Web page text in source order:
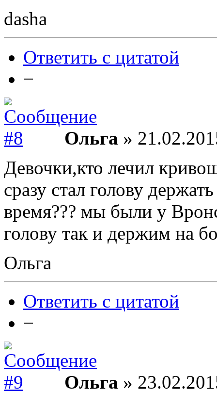
dasha
Ответить с цитатой
−
Ольга »
Девочки,кто лечил
сразу стал голову
время??? мы были у
голову так и держим на
Ольга
Ответить с цитатой
−
Ольга »